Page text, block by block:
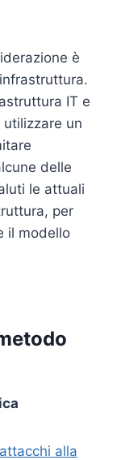
è
IT e
un
delle
le attuali
per
il modello
attacchi alla